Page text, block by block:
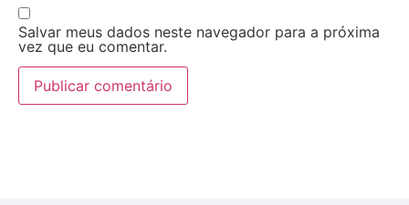
Salvar meus dados neste navegador para a próxima
vez que eu comentar.